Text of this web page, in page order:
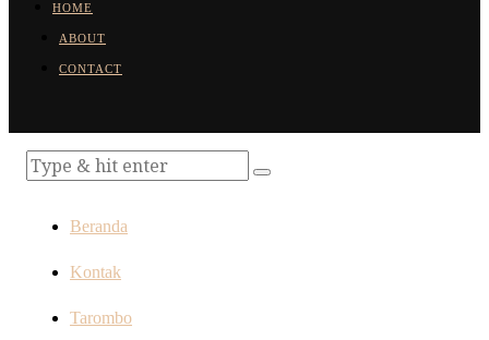
HOME
ABOUT
CONTACT
Beranda
Kontak
Tarombo